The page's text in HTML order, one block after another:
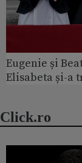
Eugenie și
Elisabeta și-a
Click.ro